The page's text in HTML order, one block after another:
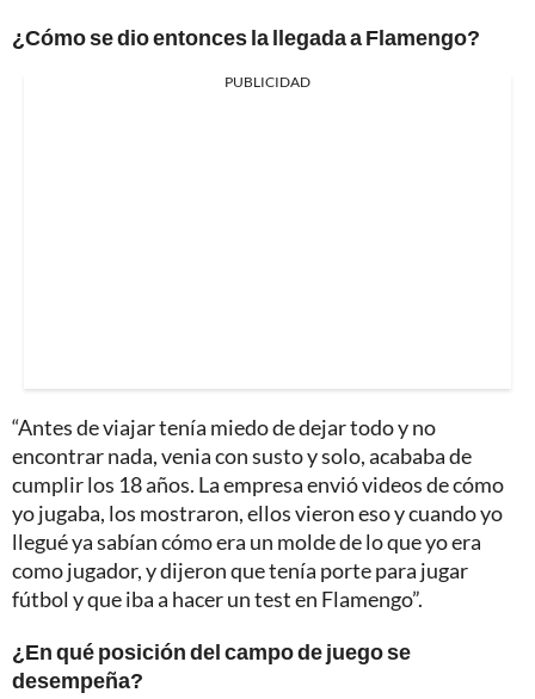
¿Cómo se dio entonces la llegada a Flamengo?
PUBLICIDAD
“Antes de viajar tenía miedo de dejar todo y no
encontrar nada, venia con susto y solo, acababa de
cumplir los 18 años. La empresa envió videos de cómo
yo jugaba, los mostraron, ellos vieron eso y cuando yo
llegué ya sabían cómo era un molde de lo que yo era
como jugador, y dijeron que tenía porte para jugar
fútbol y que iba a hacer un test en Flamengo”.
¿En qué posición del campo de juego se
desempeña?